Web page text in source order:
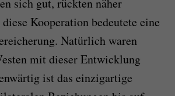
sich gut, rückten näher
Kooperation bedeutete eine
Natürlich waren
mit dieser Entwicklung
ist das einzigartige